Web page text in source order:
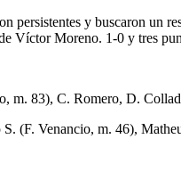
persistentes y buscaron un
Víctor Moreno. 1-0 y tres
83), C. Romero, D.
(F. Venancio, m. 46),